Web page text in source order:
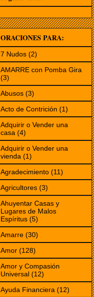
ORACIONES PARA:
7 Nudos (2)
AMARRE con Pomba Gira
(3)
Abusos (3)
Acto de Contrición (1)
Adquirir o Vender una
casa (4)
Adquirir o Vender una
vienda (1)
Agradecimiento (11)
Agricultores (3)
Ahuyentar Casas y
Lugares de Malos
Espíritus (5)
Amarre (30)
Amor (128)
Amor y Compasión
Universal (12)
Ayuda Financiera (12)